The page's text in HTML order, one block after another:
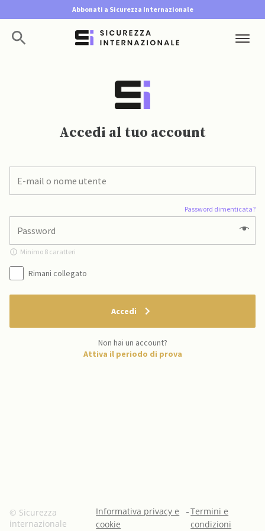
Abbonati a Sicurezza Internazionale
Accedi al tuo account
Password dimenticata?
Minimo 8 caratteri
Rimani collegato
Accedi
Non hai un account?
Attiva il periodo di prova
© Sicurezza
internazionale
Informativa privacy e
cookie
-Termini e
condizioni